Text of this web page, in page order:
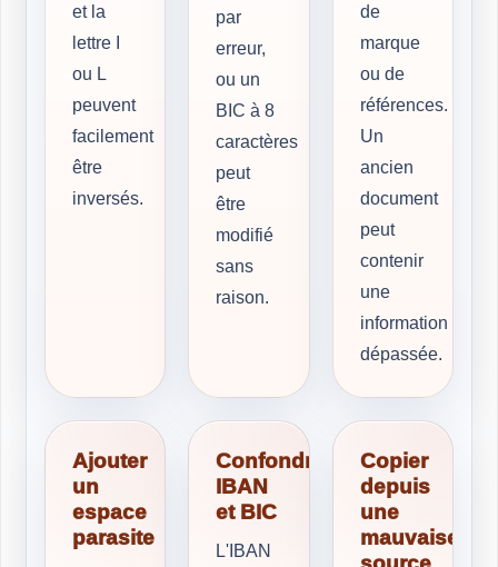
et la
lettre I
ou L
peuvent
facilement
être
inversés.
par
erreur,
ou un
BIC à 8
caractères
peut
être
modifié
sans
raison.
de
marque
ou de
références.
Un
ancien
document
peut
contenir
une
information
dépassée.
Ajouter
un
espace
parasite
Confondre
IBAN
et BIC
L'IBAN
Copier
depuis
une
mauvaise